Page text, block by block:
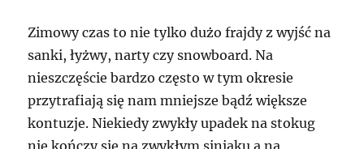
Zimowy czas to nie tylko dużo frajdy z wyjść na
sanki, łyżwy, narty czy snowboard. Na
nieszczęście bardzo często w tym okresie
przytrafiają się nam mniejsze bądź większe
kontuzje. Niekiedy zwykły upadek na stokug
nie kończy się na zwykłym siniaku a na